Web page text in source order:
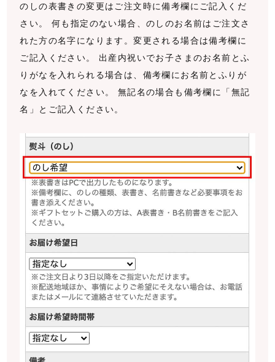
のしの表書きの変更はご注文時に備考欄にご記入くだ
さい。 何も指定のない場合、のしのお名前はご注文さ
れた方の名字になります。変更される場合は備考欄に
ご記入ください。 出産内祝いでお子さまのお名前とふ
りがなを入れられる場合は、備考欄にお名前とふりが
なを入れてください。 無記名の場合も備考欄に「無記
名」とご記入ください。